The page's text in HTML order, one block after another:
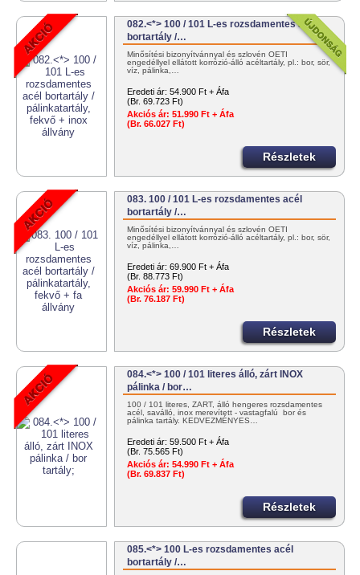
082.<*> 100 / 101 L-es rozsdamentes acél
bortartály /…
Minősítési bizonyítvánnyal és szlovén OÉTI
engedéllyel ellátott korrózió-álló acéltartály, pl.: bor, sör,
víz, pálinka,…
Eredeti ár: 54.900 Ft + Áfa
(Br. 69.723 Ft)
Akciós ár: 51.990 Ft + Áfa
(Br. 66.027 Ft)
Részletek
083. 100 / 101 L-es rozsdamentes acél
bortartály /…
Minősítési bizonyítvánnyal és szlovén OÉTI
engedéllyel ellátott korrózió-álló acéltartály, pl.: bor, sör,
víz, pálinka,…
Eredeti ár: 69.900 Ft + Áfa
(Br. 88.773 Ft)
Akciós ár: 59.990 Ft + Áfa
(Br. 76.187 Ft)
Részletek
084.<*> 100 / 101 literes álló, zárt INOX
pálinka / bor…
100 / 101 literes, ZÁRT, álló hengeres rozsdamentes
acél, saválló, inox merevített - vastagfalú bor és
pálinka tartály. KEDVEZMÉNYES…
Eredeti ár: 59.500 Ft + Áfa
(Br. 75.565 Ft)
Akciós ár: 54.990 Ft + Áfa
(Br. 69.837 Ft)
Részletek
085.<*> 100 L-es rozsdamentes acél
bortartály /…